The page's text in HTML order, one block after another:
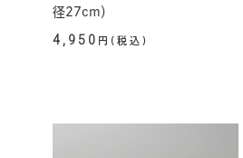
径27cm）
4,950 円(税込)